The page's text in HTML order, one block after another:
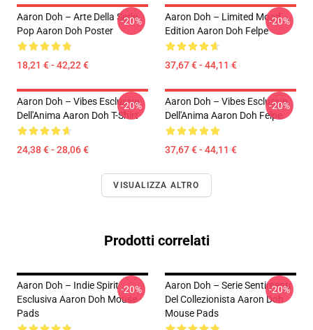
Aaron Doh – Arte Della Serie
Pop Aaron Doh Poster
18,21 € - 42,22 €
-20%
Aaron Doh – Limited Mood
Edition Aaron Doh Felpe
37,67 € - 44,11 €
-20%
Aaron Doh – Vibes Esclusive
Dell'Anima Aaron Doh T-Shirt
24,38 € - 28,06 €
-20%
Aaron Doh – Vibes Esclusive
Dell'Anima Aaron Doh Felpe
37,67 € - 44,11 €
-20%
VISUALIZZA ALTRO
Prodotti correlati
Aaron Doh – Indie Spirit
Esclusiva Aaron Doh Mouse
Pads
-20%
Aaron Doh – Serie Sentimenti
Del Collezionista Aaron Doh
Mouse Pads
-20%